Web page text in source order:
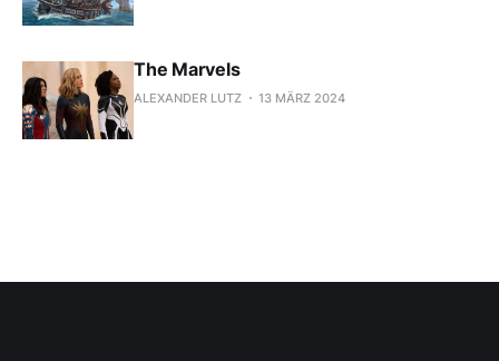
The Marvels
ALEXANDER LUTZ 13 MÄRZ 2024